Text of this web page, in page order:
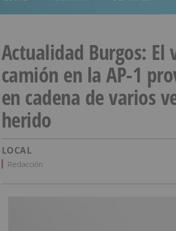
Actualidad Burgos: El
camión en la AP-1
en cadena de varios
herido
LOCAL
Redacción